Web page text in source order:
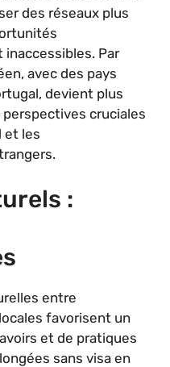
des réseaux plus
Par
avec des pays
devient plus
perspectives cruciales
et les
:
entre
favorisent un
et de pratiques
sans visa en